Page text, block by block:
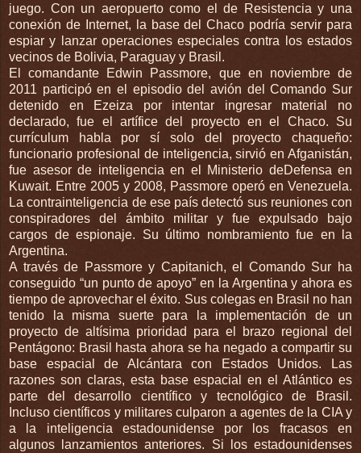
juego. Con un aeropuerto como el de Resistencia y una
conexión de Internet, la base del Chaco podría servir para
espiar y lanzar operaciones especiales contra los estados
vecinos de Bolivia, Paraguay y Brasil.
El comandante Edwin Passmore, que en noviembre de
2011 participó en el episodio del avión del Comando Sur
detenido en Ezeiza por intentar ingresar material no
declarado, fue el artífice del proyecto en el Chaco. Su
currículum habla por sí solo del proyecto chaqueño:
funcionario profesional de inteligencia, sirvió en Afganistán,
fue asesor de inteligencia en el Ministerio deDefensa en
Kuwait. Entre 2005 y 2008, Passmore operó en Venezuela.
La contrainteligencia de ese país detectó sus reuniones con
conspiradores del ámbito militar y fue expulsado bajo
cargos de espionaje. Su último nombramiento fue en la
Argentina.
A través de Passmore y Capitanich, el Comando Sur ha
conseguido “un punto de apoyo” en la Argentina y ahora es
tiempo de aprovechar el éxito. Sus colegas en Brasil no han
tenido la misma suerte para la implementación de un
proyecto de altísima prioridad para el brazo regional del
Pentágono: Brasil hasta ahora se ha negado a compartir su
base espacial de Alcántara con Estados Unidos. Las
razones son claras, esta base espacial en el Atlántico es
parte del desarrollo científico y tecnológico de Brasil.
Incluso científicos y militares culparon a agentes de la CIA y
a la inteligencia estadounidense por los fracasos en
algunos lanzamientos anteriores. Si los estadounidenses